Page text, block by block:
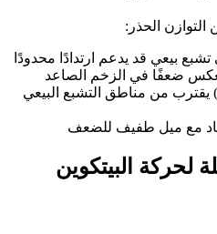
الحذر:
بيعي قد يدعم ارتدادًا محدودًا
ضعفًا في الزخم الصاعد
مؤشر القوة النسبية (RSI) يقترب من مناطق التشبع البيعي
مع ميل طفيف للضعف
لحركة البيتكوين